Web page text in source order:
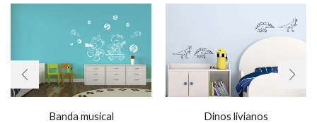
Banda musical Dinos livianos